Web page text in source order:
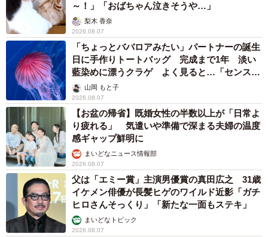
～！」「おばちゃん泣きそうや…」
梨木 香奈
2026.08.07
「ちょっとババロアみたい」パートナーの誕生
日に手作りトートバッグ 完成まで1年 淡い
藍染めに漂うクラゲ よく見ると…「センスす
ごい」山岡 もと子
2026.08.07
【お盆の帰省】既婚女性の半数以上が「日常よ
り疲れる」 気遣いや準備で深まる夫婦の温度
感ギャップ鮮明に
まいどなニュース情報部
2026.08.07
父は「エミー賞」主演男優賞の真田広之 31歳
イケメン俳優が長髪ヒゲのワイルド近影「ガチ
ヒロさんそっくり」「新たな一面もステキ」
まいどなトピック
2026.08.07